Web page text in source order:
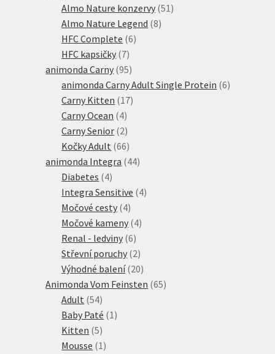
produktů
Almo Nature konzervy 51 51
Almo Nature Legend 88
HFC Complete 66
HFC kapsičky 77
produktů
animonda Carny 9595
produktů
animonda Carny Adult Single Protein 66
Carny Kitten 1717
Carny Ocean 44
produkty
Carny Senior 22
produkty
Kočky Adult 6666
produktů
animonda Integra 4444
Diabetes 44
produkty
Integra Sensitive 44
Močové cesty 44
produkty
Močové kameny 44
Renal - ledviny 66
produktů
Střevní poruchy 22
produkty
Výhodné balení 2020
produktů
Animonda Vom Feinsten 6565
Adult 5454
produktů
Baby Paté 1 1
Kitten 55
produktů
Mousse 1 1